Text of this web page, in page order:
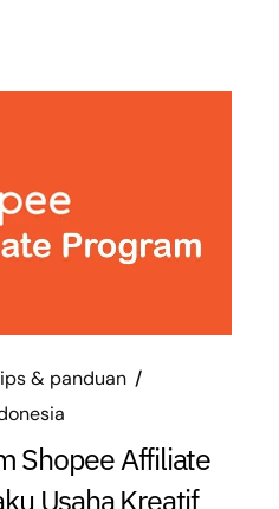
& panduan
Shopee Affiliate
Usaha Kreatif